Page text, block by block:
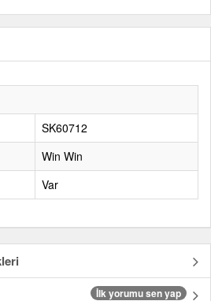
SK60712
Win Win
Var
İlk yorumu sen yap